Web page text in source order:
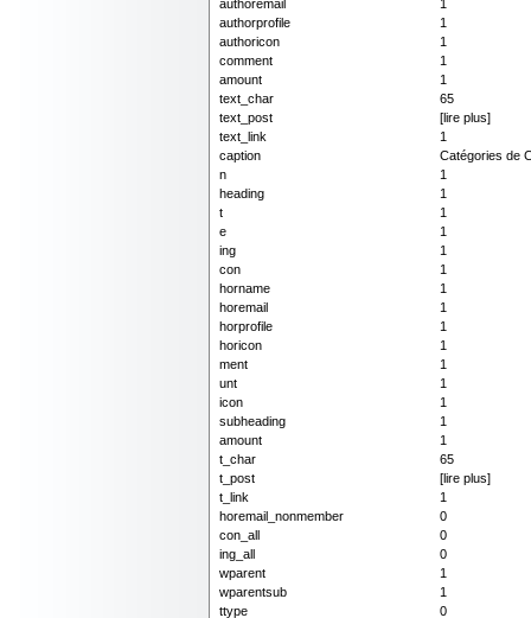
authoremail
1
authorprofile
1
authoricon
1
comment
1
amount
1
text_char
65
text_post
[lire plus]
text_link
1
caption
Catégories de
n
1
heading
1
t
1
e
1
ing
1
con
1
horname
1
horemail
1
horprofile
1
horicon
1
ment
1
unt
1
icon
1
subheading
1
amount
1
t_char
65
t_post
[lire plus]
t_link
1
horemail_nonmember
0
con_all
0
ing_all
0
wparent
1
wparentsub
1
ttype
0